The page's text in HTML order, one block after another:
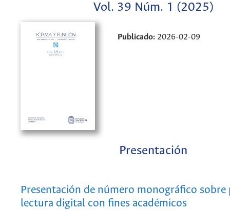
Vol. 39 Núm. 1 (2025)
Publicado: 2026-02-09
Presentación
Presentación de número monográfico sobre
lectura digital con fines académicos